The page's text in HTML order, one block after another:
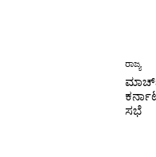
ರಾಜ್ಯ
ಸಭೆ